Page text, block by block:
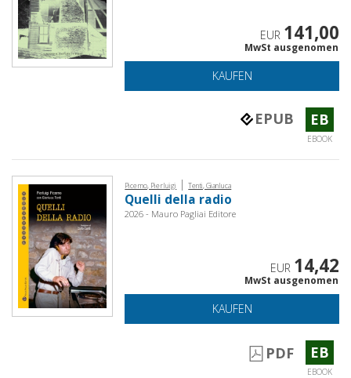
EUR 141,00
MwSt ausgenomen
KAUFEN
EPUB EB
EBOOK
Picerno, Pierluigi | Tenti, Gianluca
Quelli della radio
2026 - Mauro Pagliai Editore
EUR 14,42
MwSt ausgenomen
KAUFEN
PDF EB
EBOOK